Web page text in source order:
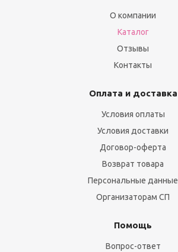
О компании
Каталог
Отзывы
Контакты
Оплата и доставка
Условия оплаты
Условия доставки
Договор-оферта
Возврат товара
Персональные данные
Организаторам СП
Помощь
Вопрос-ответ